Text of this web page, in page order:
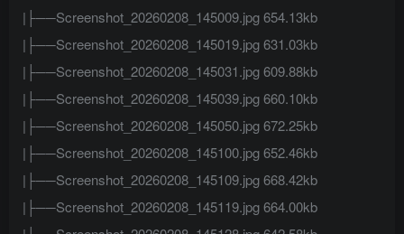
|├──Screenshot_20260208_145009.jpg 654.13kb
|├──Screenshot_20260208_145019.jpg 631.03kb
|├──Screenshot_20260208_145031.jpg 609.88kb
|├──Screenshot_20260208_145039.jpg 660.10kb
|├──Screenshot_20260208_145050.jpg 672.25kb
|├──Screenshot_20260208_145100.jpg 652.46kb
|├──Screenshot_20260208_145109.jpg 668.42kb
|├──Screenshot_20260208_145119.jpg 664.00kb